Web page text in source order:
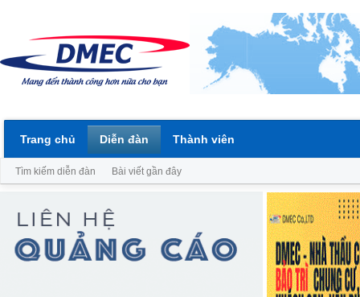
Trang chủ Diễn đàn
Tìm kiếm diễn đàn Bài viết gần đây
Thành viên